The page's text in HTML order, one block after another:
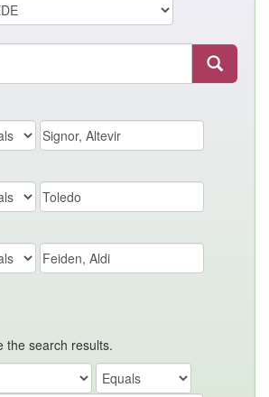
the search results.